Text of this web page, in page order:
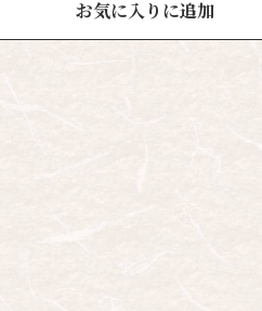
お気に入りに追加